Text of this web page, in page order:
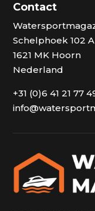
Contact
Schelphoek 102 A
1621 MK Hoorn
Nederland
+31 (0)6 41 21 77